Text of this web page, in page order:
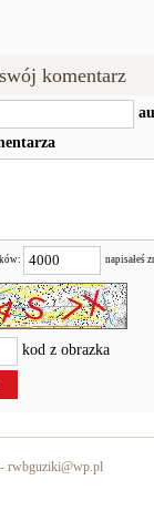
komentarz
napisałeś
kod z obrazka
rwbguziki@wp.pl